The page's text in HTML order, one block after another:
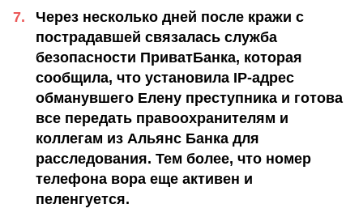
Через несколько дней после кражи с
пострадавшей связалась служба
безопасности ПриватБанка, которая
сообщила, что установила IP-адрес
обманувшего Елену преступника и готова
все передать правоохранителям и
коллегам из Альянс Банка для
расследования. Тем более, что номер
телефона вора еще активен и
пеленгуется.